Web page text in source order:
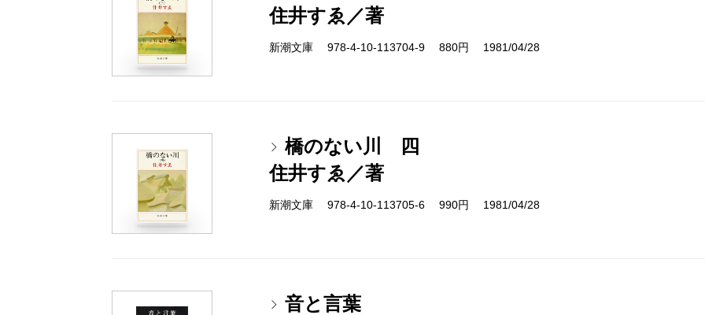
住井すゑ／著
新潮文庫 978-4-10-113704-9 880円 1981/04/28
橋のない川 四
住井すゑ／著
新潮文庫 978-4-10-113705-6 990円 1981/04/28
音と言葉